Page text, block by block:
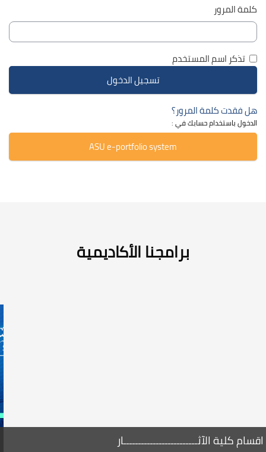
كلمة المرور
تذكر اسم المستخدم
هل فقدت كلمة المرور؟
الدخول باستخدام حسابك في :
ASU e-portfolio system
برامجنا الأكاديمية
اقسام كلية الآثـــــــــــــــــــــــــار